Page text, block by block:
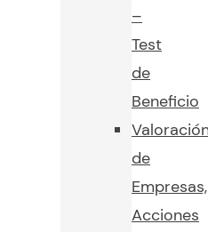
–
Test
de
Beneficio
de
Empresas,
Acciones